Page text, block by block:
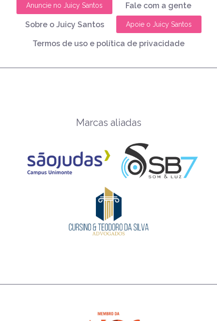
Anuncie no Juicy Santos Fale com a gente
Sobre o Juicy Santos Apoie o Juicy Santos
Termos de uso e política de privacidade
Marcas aliadas